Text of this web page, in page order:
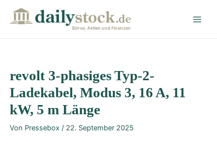
Börse, Aktien und Finanzen
revolt 3-phasiges Typ-2-
Ladekabel, Modus 3, 16 A, 11
kW, 5 m Länge
Von Pressebox / 22. September 2025